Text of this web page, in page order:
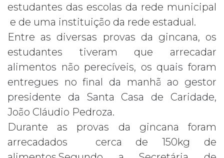
estudantes das escolas da rede municipal
e de uma instituição da rede estadual.
Entre as diversas provas da gincana, os
estudantes tiveram que arrecadar
alimentos não perecíveis, os quais foram
entregues no final da manhã ao gestor
presidente da Santa Casa de Caridade,
João Cláudio Pedroza.
Durante as provas da gincana foram
arrecadados cerca de 150kg de